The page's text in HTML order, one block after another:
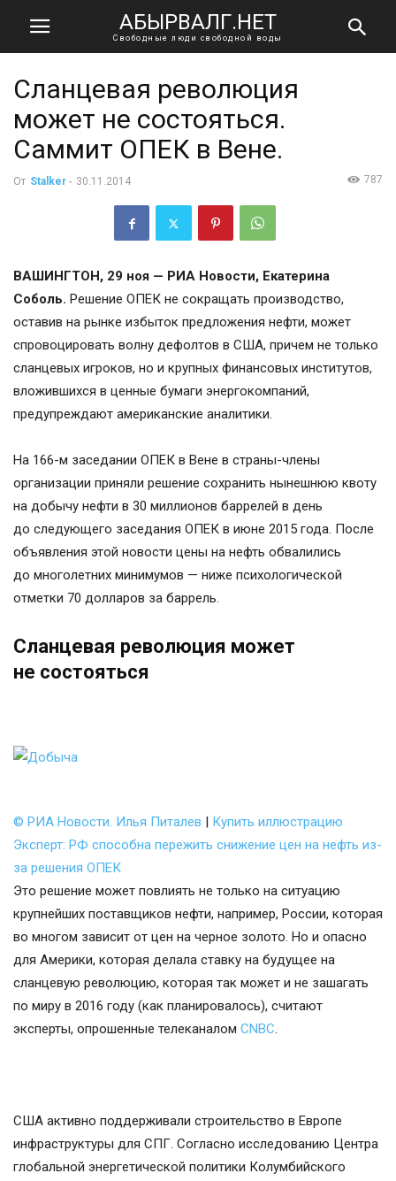
АБЫРВАЛГ.НЕТ
Свободные люди свободной воды
Сланцевая революция
может не состояться.
Саммит ОПЕК в Вене.
От Stalker - 30.11.2014 787
ВАШИНГТОН, 29 ноя — РИА Новости, Екатерина
Соболь. Решение ОПЕК не сокращать производство,
оставив на рынке избыток предложения нефти, может
спровоцировать волну дефолтов в США, причем не только
сланцевых игроков, но и крупных финансовых институтов,
вложившихся в ценные бумаги энергокомпаний,
предупреждают американские аналитики.
На 166-м заседании ОПЕК в Вене в страны-члены
организации приняли решение сохранить нынешнюю квоту
на добычу нефти в 30 миллионов баррелей в день
до следующего заседания ОПЕК в июне 2015 года. После
объявления этой новости цены на нефть обвалились
до многолетних минимумов — ниже психологической
отметки 70 долларов за баррель.
Сланцевая революция может
не состояться
© РИА Новости. Илья Питалев
Купить иллюстрацию
Эксперт: РФ способна пережить снижение цен на нефть из-
за решения ОПЕК
Это решение может повлиять не только на ситуацию
крупнейших поставщиков нефти, например, России, которая
во многом зависит от цен на черное золото. Но и опасно
для Америки, которая делала ставку на будущее на
сланцевую революцию, которая так может и не зашагать
по миру в 2016 году (как планировалось), считают
эксперты, опрошенные телеканалом CNBC.
США активно поддерживали строительство в Европе
инфраструктуры для СПГ. Согласно исследованию Центра
глобальной энергетической политики Колумбийского